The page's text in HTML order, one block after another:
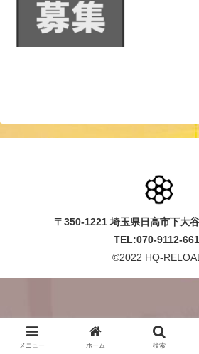
〒350-1221 埼玉県日高市下大
TEL:070-9112-
©2022 HQ-
メニュー ホーム 検索